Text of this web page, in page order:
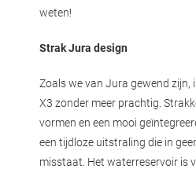
weten!
Strak Jura design
Zoals we van Jura gewend zijn,
X3 zonder meer prachtig.
vormen en een mooi
een tijdloze uitstraling die in
misstaat. Het waterreservoir is